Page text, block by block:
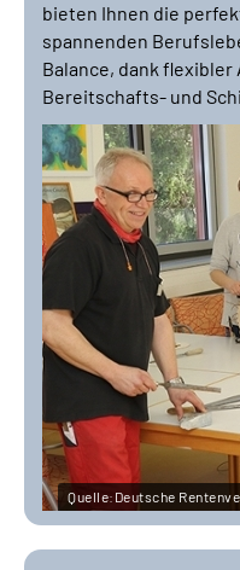
bieten Ihnen die
spannenden
Balance, dank
Bereitschafts- und
Quelle:Deutsche